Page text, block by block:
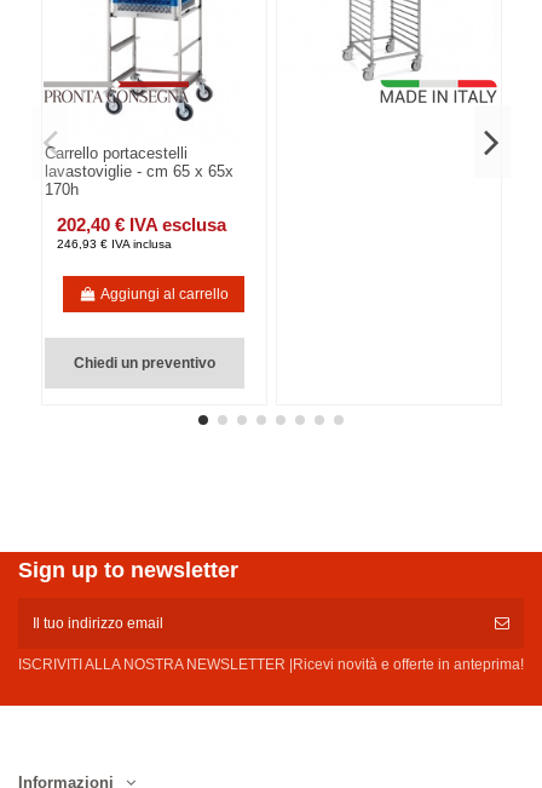
Carrello portacestelli
lavastoviglie - cm 65 x 65x
170h
202,40 € IVA esclusa
246,93 € IVA inclusa
Aggiungi al carrello
Chiedi un preventivo
Sign up to newsletter
ISCRIVITI ALLA NOSTRA NEWSLETTER |Ricevi novità e offerte in anteprima!
Informazioni